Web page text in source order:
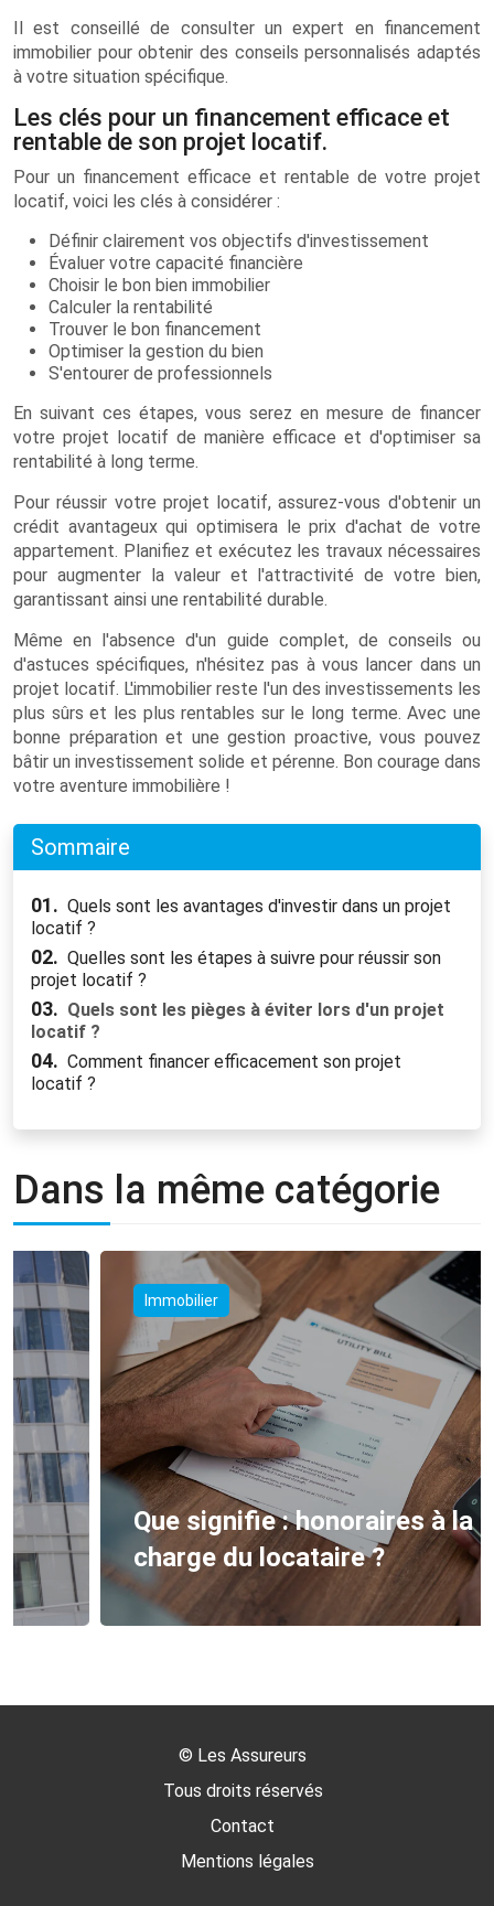
Il est conseillé de consulter un expert en financement
immobilier pour obtenir des conseils personnalisés adaptés
à votre situation spécifique.
Les clés pour un financement efficace et
rentable de son projet locatif.
Pour un financement efficace et rentable de votre projet
locatif, voici les clés à considérer :
Définir clairement vos objectifs d'investissement
Évaluer votre capacité financière
Choisir le bon bien immobilier
Calculer la rentabilité
Trouver le bon financement
Optimiser la gestion du bien
S'entourer de professionnels
En suivant ces étapes, vous serez en mesure de financer
votre projet locatif de manière efficace et d'optimiser sa
rentabilité à long terme.
Pour réussir votre projet locatif, assurez-vous d'obtenir un
crédit avantageux qui optimisera le prix d'achat de votre
appartement. Planifiez et exécutez les travaux nécessaires
pour augmenter la valeur et l'attractivité de votre bien,
garantissant ainsi une rentabilité durable.
Même en l'absence d'un guide complet, de conseils ou
d'astuces spécifiques, n'hésitez pas à vous lancer dans un
projet locatif. L'immobilier reste l'un des investissements les
plus sûrs et les plus rentables sur le long terme. Avec une
bonne préparation et une gestion proactive, vous pouvez
bâtir un investissement solide et pérenne. Bon courage dans
votre aventure immobilière !
Sommaire
01. Quels sont les avantages d'investir dans un projet
locatif ?
02. Quelles sont les étapes à suivre pour réussir son
projet locatif ?
03. Quels sont les pièges à éviter lors d'un projet
locatif ?
04. Comment financer efficacement son projet
locatif ?
Dans la même catégorie
Que signifie : honoraires à la
charge du locataire ?
© Les Assureurs
Tous droits réservés
Contact
Mentions légales